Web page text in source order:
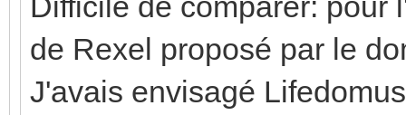
de Rexel proposé par le
J'avais envisagé